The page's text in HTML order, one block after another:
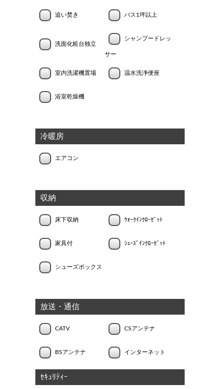
追い焚き バス1坪以上
洗面化粧台独立
シャンプードレッ
サー
室内洗濯機置場 温水洗浄便座
浴室乾燥機
冷暖房
エアコン
収納
床下収納 ｳｫｰｸｲﾝｸﾛｰｾﾞｯﾄ
家具付 ｼｭｰｽﾞｲﾝｸﾛｰｾﾞｯﾄ
シューズボックス
放送・通信
CATV CSアンテナ
BSアンテナ インターネット
ｾｷｭﾘﾃｨｰ